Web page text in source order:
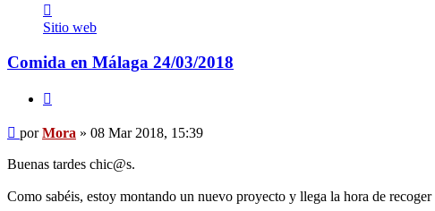
Mora
Sitio web
Comida en Málaga 24/03/2018
Mensaje
porMora » 08 Mar 2018, 15:39
Buenas tardes chic@s.
Como sabéis, estoy montando un nuevo proyecto y llega la hora de